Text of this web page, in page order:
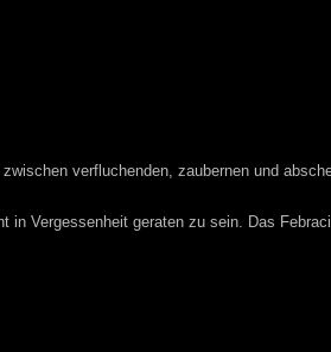
verfluchenden, zaubernen und
in Vergessenheit geraten zu sein. Das